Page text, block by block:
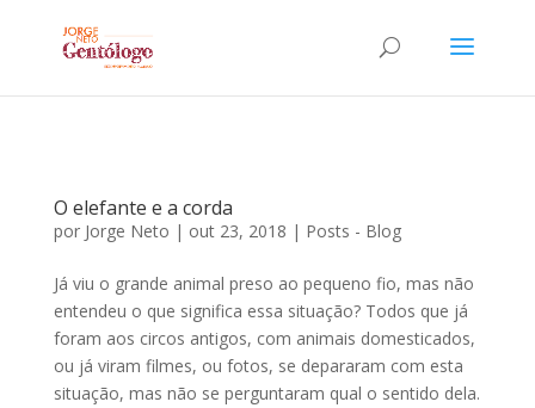
O elefante e a corda
por Jorge Neto | out 23, 2018 | Posts - Blog
Já viu o grande animal preso ao pequeno fio, mas não
entendeu o que significa essa situação? Todos que já
foram aos circos antigos, com animais domesticados,
ou já viram filmes, ou fotos, se depararam com esta
situação, mas não se perguntaram qual o sentido dela.